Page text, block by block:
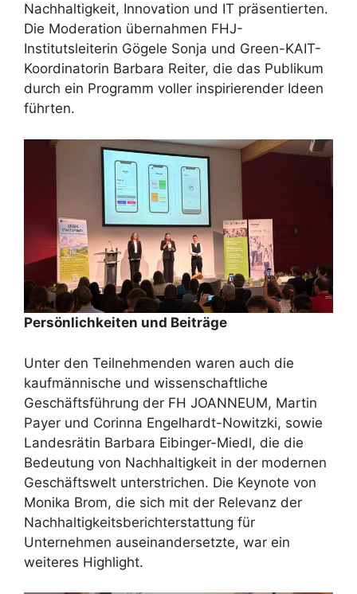
Nachhaltigkeit, Innovation und IT präsentierten.
Die Moderation übernahmen FHJ-
Institutsleiterin Gögele Sonja und Green-KAIT-
Koordinatorin Barbara Reiter, die das Publikum
durch ein Programm voller inspirierender Ideen
führten.
Persönlichkeiten und Beiträge
Unter den Teilnehmenden waren auch die
kaufmännische und wissenschaftliche
Geschäftsführung der FH JOANNEUM, Martin
Payer und Corinna Engelhardt-Nowitzki, sowie
Landesrätin Barbara Eibinger-Miedl, die die
Bedeutung von Nachhaltigkeit in der modernen
Geschäftswelt unterstrichen. Die Keynote von
Monika Brom, die sich mit der Relevanz der
Nachhaltigkeitsberichterstattung für
Unternehmen auseinandersetzte, war ein
weiteres Highlight.